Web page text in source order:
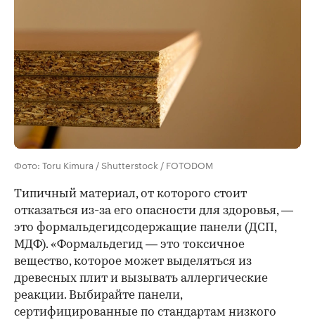
Фото: Toru Kimura / Shutterstock / FOTODOM
Типичный материал, от которого стоит
отказаться из-за его опасности для здоровья, —
это формальдегидсодержащие панели (ДСП,
МДФ). «Формальдегид — это токсичное
вещество, которое может выделяться из
древесных плит и вызывать аллергические
реакции. Выбирайте панели,
сертифицированные по стандартам низкого